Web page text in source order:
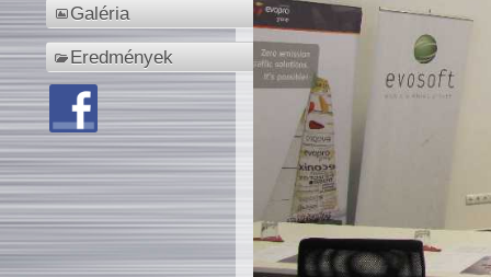
Galéria
Eredmények